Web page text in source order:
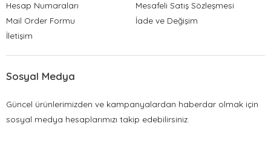
Hesap Numaraları
Mail Order Formu
İletişim
Mesafeli Satış Sözleşmesi
İade ve Değişim
Sosyal Medya
Güncel ürünlerimizden ve kampanyalardan haberdar olmak için
sosyal medya hesaplarımızı takip edebilirsiniz.